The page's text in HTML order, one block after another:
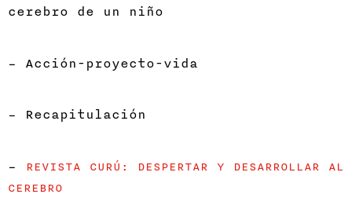
cerebro de un niño
– Acción-proyecto-vida
– Recapitulación
–
REVISTA CURÚ: DESPERTAR Y DESARROLLAR AL
CEREBRO